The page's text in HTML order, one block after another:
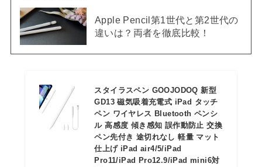
Apple Pencil第1世代と第2世代の
違いは？両者を徹底比較！
スタイラスペン GOOJODOQ 新型
GD13 磁気吸着充電式 iPad タッチ
ペン ワイヤレス Bluetooth ペンシ
ル 高感度 傾き感知 誤作動防止 交換
ペン先付き 途切れなし 軽量 マット
仕上げ iPad air4/5/iPad
Pro11/iPad Pro12.9/iPad mini6対